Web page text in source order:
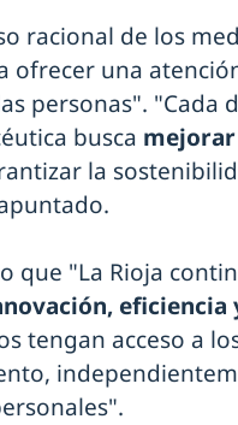
racional de los
una
personas". "Cada
busca
la
que "La Rioja
eficiencia
tengan acceso a